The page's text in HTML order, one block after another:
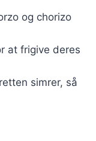
og chorizo
at frigive deres
simrer, så